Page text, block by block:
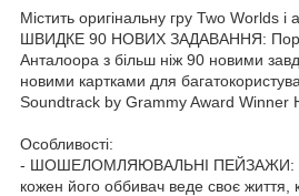
Містить оригінальну гру Two Worlds
ШВИДКЕ 90 НОВИХ ЗАДАВАННЯ:
Анталоора з більш ніж 90 новими
новими картками для
Soundtrack by Grammy Award Winner
Особливості:
- ШОШЕЛОМЛЯЮВАЛЬНІ ПЕЙЗАЖИ: у
кожен його оббивач веде своє життя,